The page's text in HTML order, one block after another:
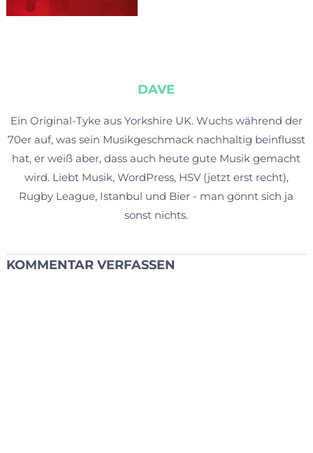
DAVE
Ein Original-Tyke aus Yorkshire UK. Wuchs während der
70er auf, was sein Musikgeschmack nachhaltig beinflusst
hat, er weiß aber, dass auch heute gute Musik gemacht
wird. Liebt Musik, WordPress, HSV (jetzt erst recht),
Rugby League, Istanbul und Bier - man gönnt sich ja
sonst nichts.
KOMMENTAR VERFASSEN